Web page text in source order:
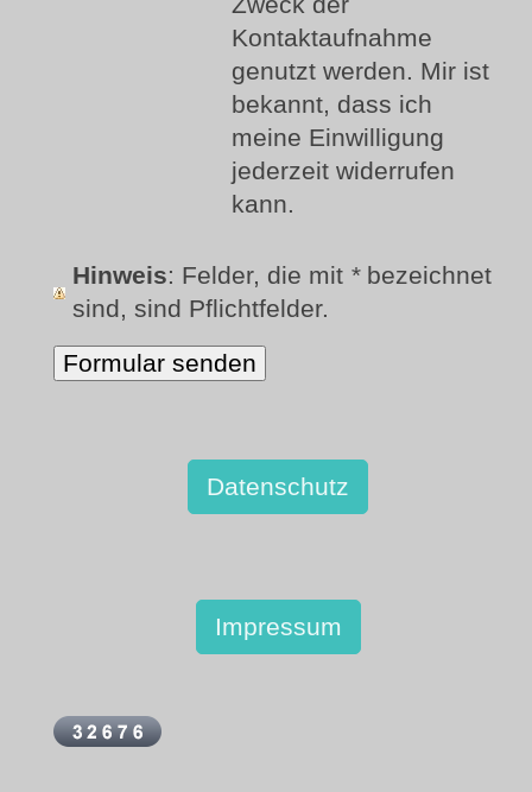
Kontaktaufnahme
genutzt werden. Mir ist
bekannt, dass ich
meine Einwilligung
jederzeit widerrufen
kann.
Hinweis : Felder, die mit *bezeichnet
sind, sind Pflichtfelder.
Datenschutz
Impressum